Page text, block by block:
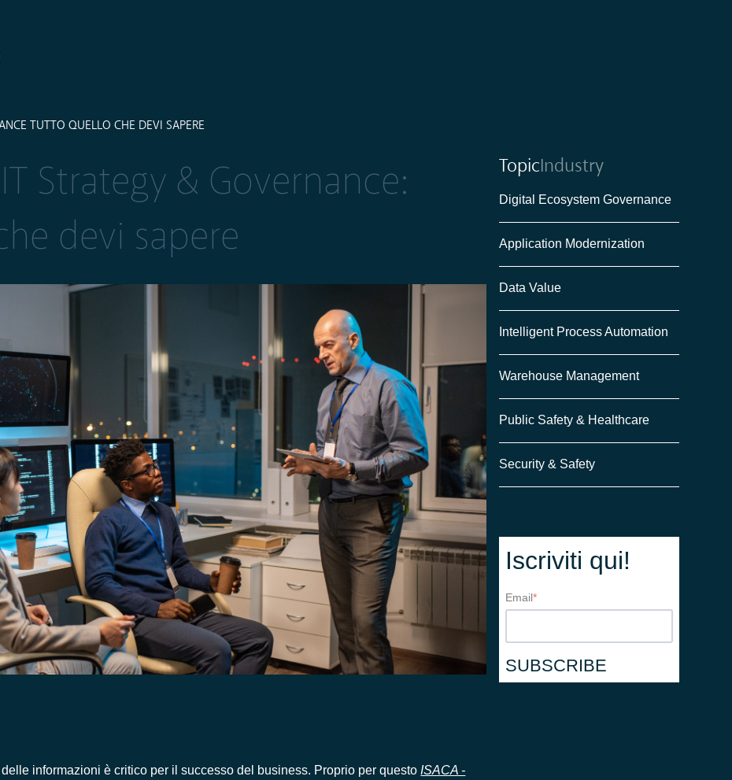
TUTTO QUELLO CHE DEVI SAPERE
Strategy & Governance:
devi sapere
informazioni è critico per il successo del business. Proprio per questo ISACA -
TopicIndustry
Digital Ecosystem Governance
Application Modernization
Data Value
Intelligent Process Automation
Warehouse Management
Public Safety & Healthcare
Security & Safety
Iscriviti qui!
Email*